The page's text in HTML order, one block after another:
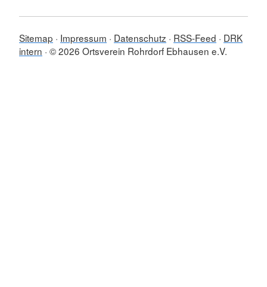
Sitemap Impressum Datenschutz RSS-Feed
DRK
intern © 2026 Ortsverein Rohrdorf Ebhausen e.V.